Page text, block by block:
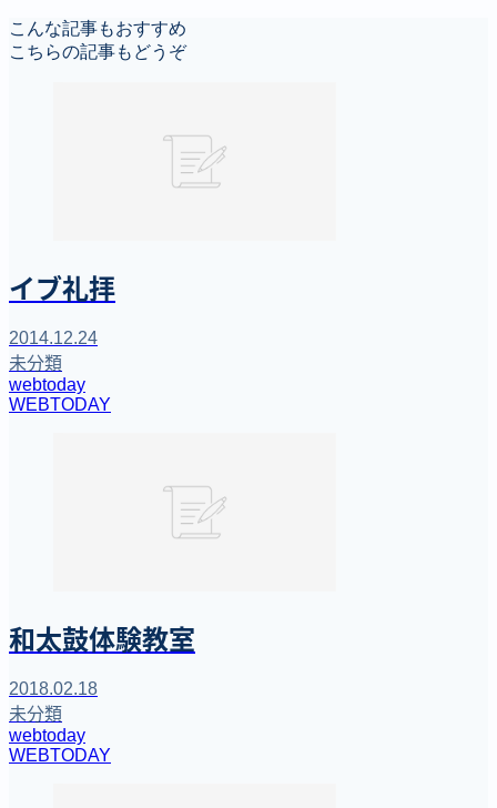
こんな記事もおすすめ
こちらの記事もどうぞ
イブ礼拝
2014.12.24
未分類
webtoday
WEBTODAY
和太鼓体験教室
2018.02.18
未分類
webtoday
WEBTODAY